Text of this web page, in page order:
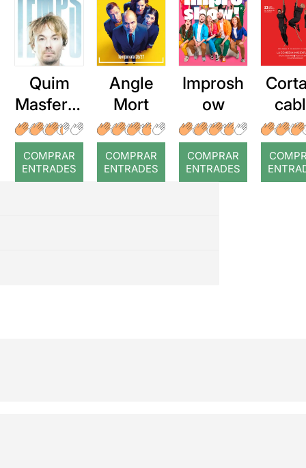
Quim
Masferre
r: Temps
COMPRAR
ENTRADES
Angle
Mort
COMPRAR
ENTRADES
Improsh
ow
COMPRAR
ENTRADES